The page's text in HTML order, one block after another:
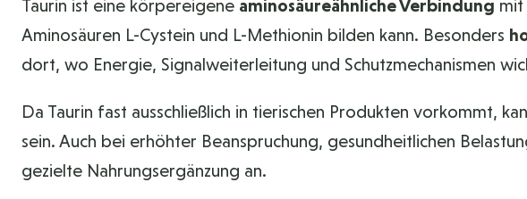
Taurin ist eine körpereigene aminosäureähnliche Verbindung mit
Aminosäuren L-Cystein und L-Methionin bilden kann. Besonders
dort, wo Energie, Signalweiterleitung und Schutzmechanismen
Da Taurin fast ausschließlich in tierischen Produkten vorkommt,
sein. Auch bei erhöhter Beanspruchung, gesundheitlichen
gezielte Nahrungsergänzung an.